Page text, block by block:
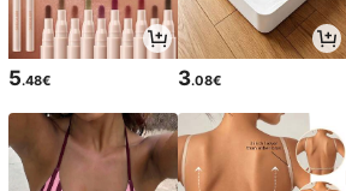
5.48€ 3.08€